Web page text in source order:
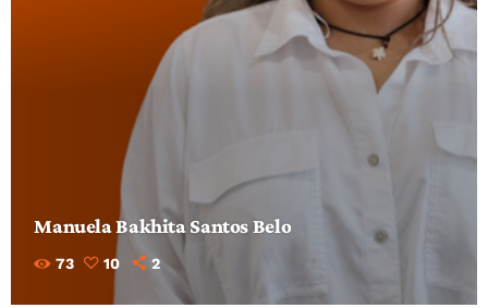
Manuela Bakhita Santos Belo
73 10 2